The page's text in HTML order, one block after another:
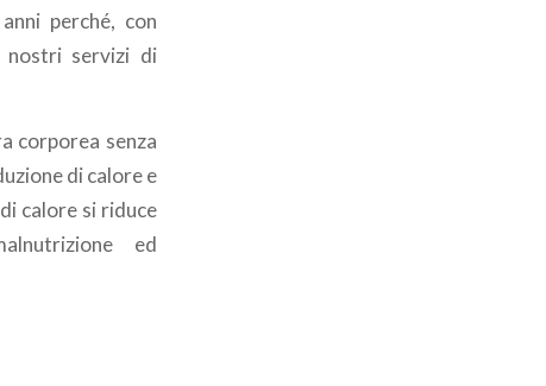
perché, con
nostri servizi di
corporea senza
di calore e
calore si riduce
ed